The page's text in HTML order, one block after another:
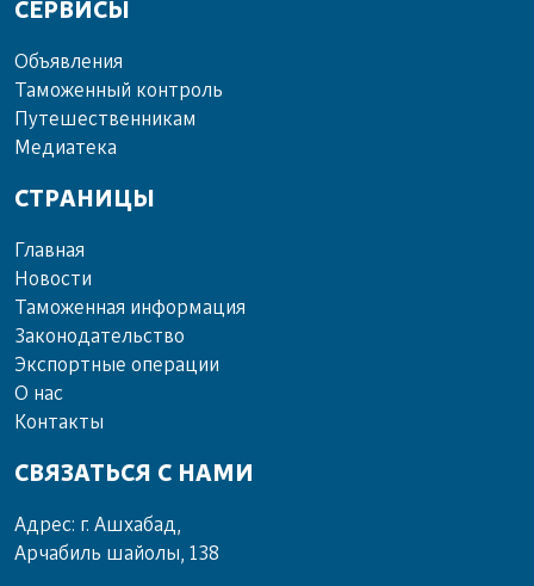
СЕРВИСЫ
Объ­яв­ле­ния
Та­мо­жен­ный кон­троль
Пу­те­шест­вен­ни­кам
Ме­диа­те­ка
СТРАНИЦЫ
Главная
Новости
Таможенная информация
Законодательство
Экспортные операции
О нас
Контакты
СВЯЗАТЬСЯ С НАМИ
Адрес: г. Ашхабад,
Арчабиль шайолы, 138